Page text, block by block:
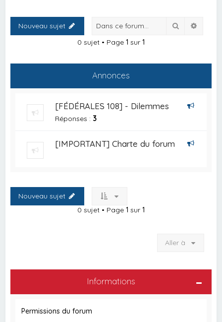
Nouveau sujet Rechercher
0 sujet • Page 1 sur 1
Annonces
[FÉDÉRALES 108] - Dilemmes
Réponses : 3
[IMPORTANT] Charte du forum
Nouveau sujet
0 sujet • Page 1 sur 1
Aller à
Informations
Permissions du forum